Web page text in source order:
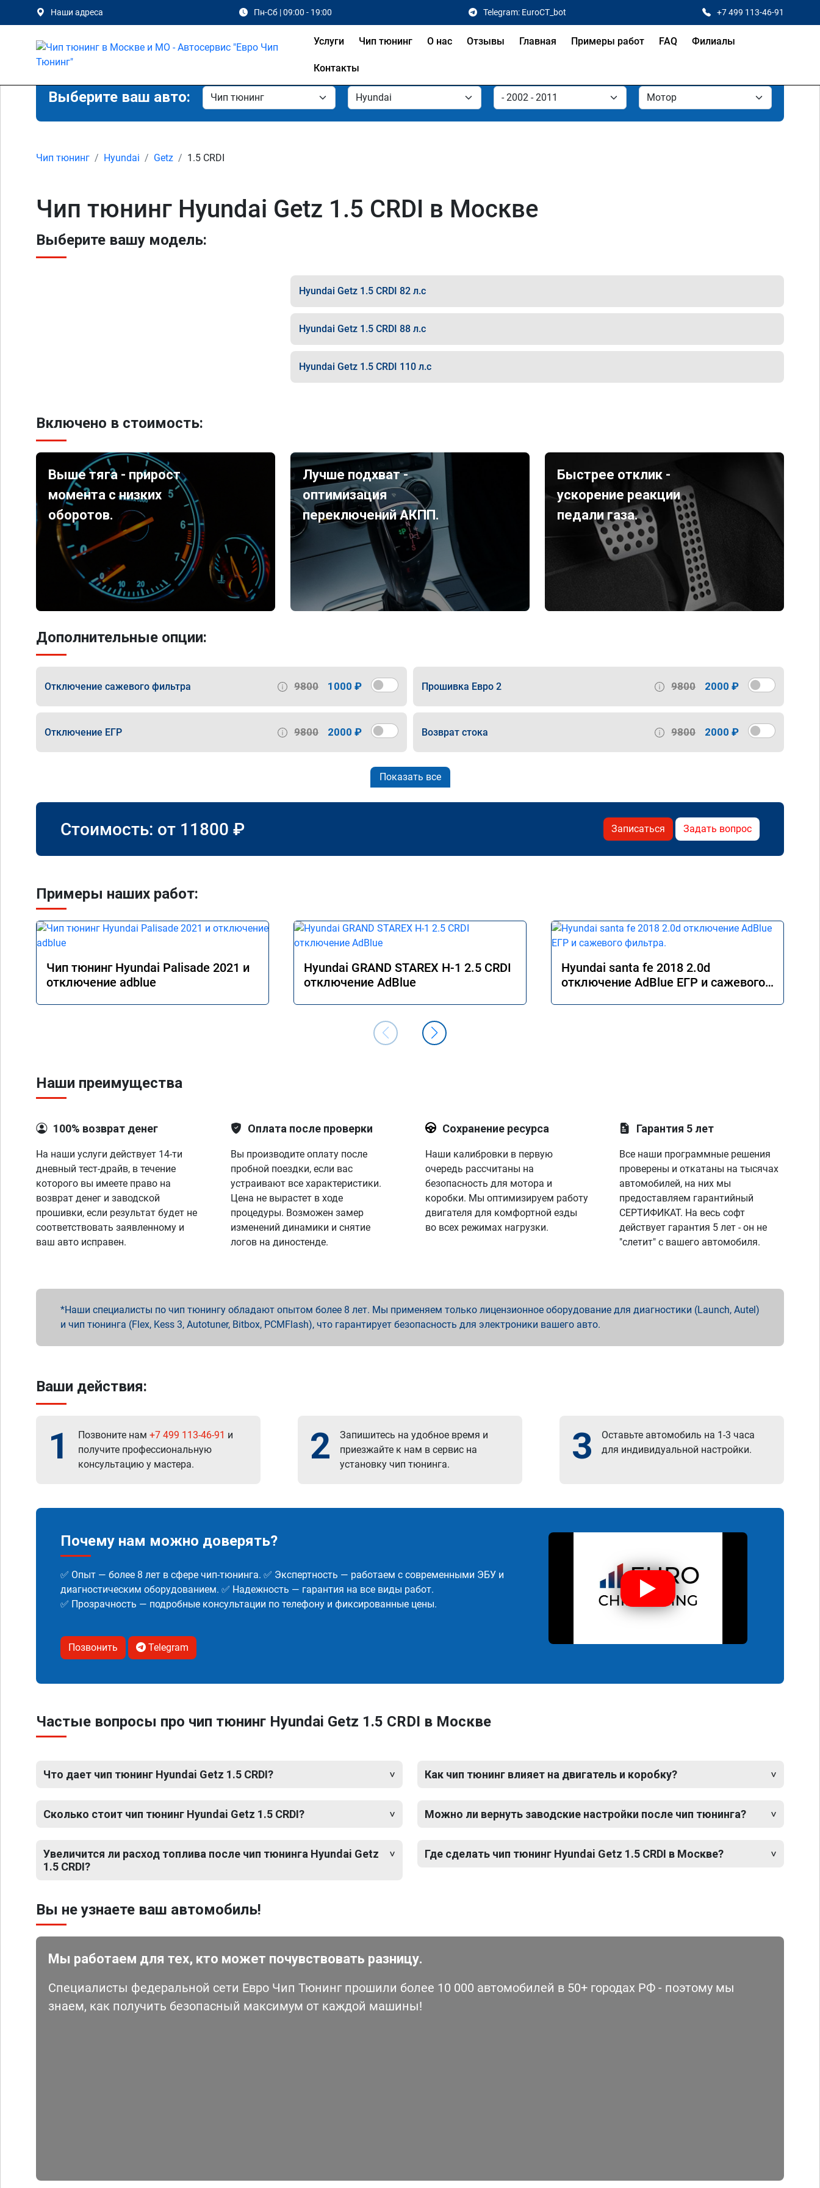
Наши адреса Пн-Сб | 09:00 - 19:00 Telegram: EuroCT_bot +7 499 113-46-91
Услуги Чип тюнинг О нас Отзывы Главная Примеры работ FAQ Филиалы
Контакты
Выберите ваш авто:
Чип тюнинг Hyundai Getz 1.5 CRDI
Чип тюнинг Hyundai Getz 1.5 CRDI в Москве
Выберите вашу модель:
Hyundai Getz 1.5 CRDI 82 л.с
Hyundai Getz 1.5 CRDI 88 л.с
Hyundai Getz 1.5 CRDI 110 л.с
Включено в стоимость:
Выше тяга - прирост
момента с низких
оборотов.
Лучше подхват -
оптимизация
переключений АКПП.
Быстрее отклик -
ускорение реакции
педали газа.
Дополнительные опции:
Отключение сажевого фильтра 9800 1000 ₽ Прошивка Евро 2 9800 2000 ₽
Отключение ЕГР 9800 2000 ₽ Возврат стока 9800 2000 ₽
Показать все
Стоимость: от 11800 ₽ Записаться Задать вопрос
Примеры наших работ:
Чип тюнинг Hyundai Palisade 2021 и
отключение adblue
Hyundai GRAND STAREX H-1 2.5 CRDI
отключение AdBlue
Hyundai santa fe 2018 2.0d
отключение AdBlue ЕГР и сажевого
Наши преимущества
100% возврат денег
На наши услуги действует 14-ти
дневный тест-драйв, в течение
которого вы имеете право на
возврат денег и заводской
прошивки, если результат будет не
соответствовать заявленному и
ваш авто исправен.
Оплата после проверки
Вы производите оплату после
пробной поездки, если вас
устраивают все характеристики.
Цена не вырастет в ходе
процедуры. Возможен замер
изменений динамики и снятие
логов на диностенде.
Сохранение ресурса
Наши калибровки в первую
очередь рассчитаны на
безопасность для мотора и
коробки. Мы оптимизируем работу
двигателя для комфортной езды
во всех режимах нагрузки.
Гарантия 5 лет
Все наши программные решения
проверены и откатаны на тысячах
автомобилей, на них мы
предоставляем гарантийный
СЕРТИФИКАТ. На весь софт
действует гарантия 5 лет - он не
"слетит" с вашего автомобиля.
Наши специалисты по чип тюнингу обладают опытом более 8 лет. Мы применяем только лицензионное оборудование для диагностики (Launch, Autel)
и чип тюнинга (Flex, Kess 3, Autotuner, Bitbox, PCMFlash), что гарантирует безопасность для электроники вашего авто.
Ваши действия:
1 Позвоните нам +7 499 113-46-91 и
получите профессиональную
консультацию у мастера.
2
Запишитесь на удобное время и
приезжайте к нам в сервис на
установку чип тюнинга.
3
Оставьте автомобиль на 1-3 часа
для индивидуальной настройки.
Почему нам можно доверять?
✅ Опыт — более 8 лет в сфере чип-тюнинга. ✅ Экспертность — работаем с современными ЭБУ и
диагностическим оборудованием. ✅ Надежность — гарантия на все виды работ.
✅ Прозрачность — подробные консультации по телефону и фиксированные цены.
Позвонить Telegram
Частые вопросы про чип тюнинг Hyundai Getz 1.5 CRDI в Москве
Что дает чип тюнинг Hyundai Getz 1.5 CRDI?
Сколько стоит чип тюнинг Hyundai Getz 1.5 CRDI?
Увеличится ли расход топлива после чип тюнинга Hyundai Getz
1.5 CRDI?
Как чип тюнинг влияет на двигатель и коробку?
Можно ли вернуть заводские настройки после чип тюнинга?
Где сделать чип тюнинг Hyundai Getz 1.5 CRDI в Москве?
Вы не узнаете ваш автомобиль!
Мы работаем для тех, кто может почувствовать разницу.
Специалисты федеральной сети Евро Чип Тюнинг прошили более 10 000 автомобилей в 50+ городах РФ - поэтому мы
знаем, как получить безопасный максимум от каждой машины!